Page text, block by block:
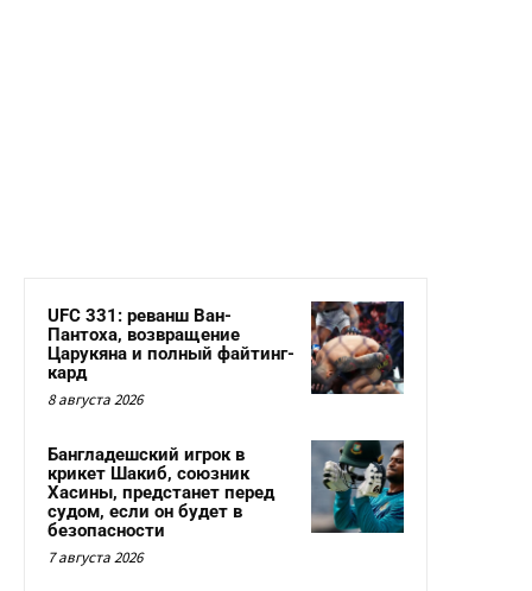
UFC 331: реванш Ван-
Пантоха, возвращение
Царукяна и полный файтинг-
кард
8 августа 2026
Бангладешский игрок в
крикет Шакиб, союзник
Хасины, предстанет перед
судом, если он будет в
безопасности
7 августа 2026